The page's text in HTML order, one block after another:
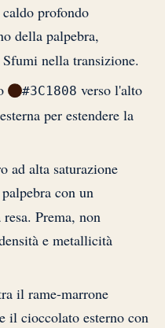
profondo
della palpebra,
nella transizione.
#3C1808 verso l'alto
per estendere la
ad alta saturazione
con un
Prema, non
e metallicità
il rame-marrone
il cioccolato esterno con